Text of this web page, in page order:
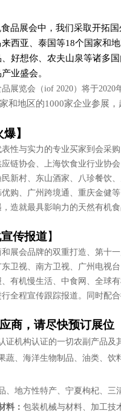
品展会中，我们采取开拓
来西亚、泰国等18个国家和
好想你、农夫山泉等诸多
产业盛会。
展览会（iof 2020）将于2020
和地区的1000家企业参展
爆】
性与实力的专业买家到会采
链协会、上海饮食业行业协
民新村 东山酒家 八珍餐饮
购、广州跨境通、重庆金健
造就最具影响力的天然有机
传报道】
展会品牌的双重打造、第十一
卫视、南方卫视、广州电视
有机慢生活、中食网、全球
全程宣传跟踪报道。同时配
商，请尽快预订展位
证机构认证的一切农副产品
蔬、 海洋生物制品、油类、饮
、 地方性特产、 宁夏枸杞、三
料： 包装机械与材料、加工技